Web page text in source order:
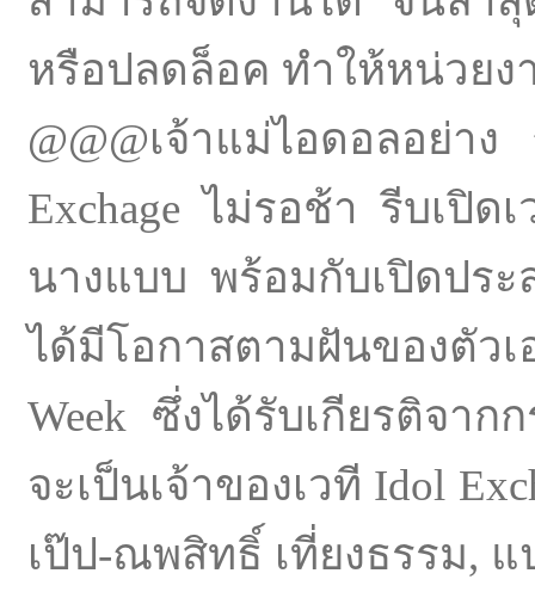
หรือปลดล็อค ทำให้หน่วย
@@@เจ้าแม่ไอดอลอย่
Exchage ไม่รอช้า รีบเปิด
นางแบบ พร้อมกับเปิดปร
ได้มีโอกาสตามฝันของตัว
Week ซึ่งได้รับเกียรติจา
จะเป็นเจ้าของเวที Idol
เป๊ป-ณพสิทธิ์ เที่ยงธรรม,